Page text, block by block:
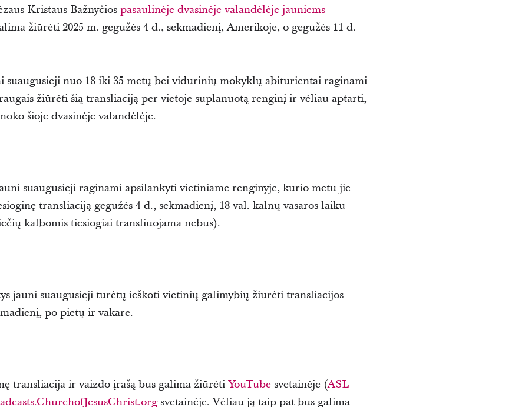
Kristaus Bažnyčiospasaulinėje dvasinėje valandėlėje jauniems
žiūrėti 2025 m. gegužės 4 d., sekmadienį, Amerikoje, o gegužės 11 d.
suaugusieji nuo 18 iki 35 metų bei vidurinių mokyklų abiturientai raginami
žiūrėti šią transliaciją per vietoje suplanuotą renginį ir vėliau aptarti,
šioje dvasinėje valandėlėje.
suaugusieji raginami apsilankyti vietiniame renginyje, kurio metu jie
transliaciją gegužės 4 d., sekmadienį, 18 val. kalnų vasaros laiku
kalbomis tiesiogiai transliuojama nebus).
jauni suaugusieji turėtų ieškoti vietinių galimybių žiūrėti transliacijos
po pietų ir vakare.
transliacija ir vaizdo įrašą bus galima žiūrėti YouTube svetainėje (ASL
svetainėje. Vėliau ją taip pat bus galima